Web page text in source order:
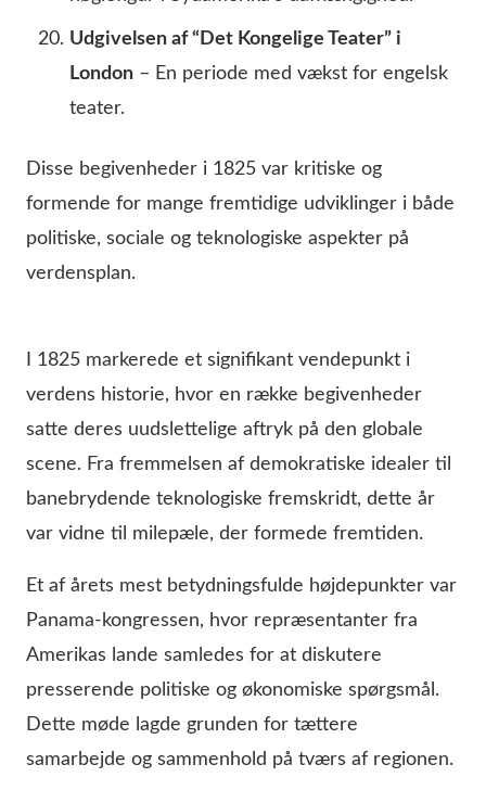
Udgivelsen af “Det Kongelige Teater” i
London – En periode med vækst for engelsk
teater.
Disse begivenheder i 1825 var kritiske og
formende for mange fremtidige udviklinger i både
politiske, sociale og teknologiske aspekter på
verdensplan.
I 1825 markerede et signifikant vendepunkt i
verdens historie, hvor en række begivenheder
satte deres uudslettelige aftryk på den globale
scene. Fra fremmelsen af demokratiske idealer til
banebrydende teknologiske fremskridt, dette år
var vidne til milepæle, der formede fremtiden.
Et af årets mest betydningsfulde højdepunkter var
Panama-kongressen, hvor repræsentanter fra
Amerikas lande samledes for at diskutere
presserende politiske og økonomiske spørgsmål.
Dette møde lagde grunden for tættere
samarbejde og sammenhold på tværs af regionen.